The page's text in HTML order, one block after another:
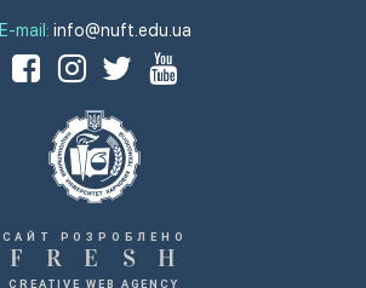
E-mail: info@nuft.edu.ua
САЙТ РОЗРОБЛЕНО
F R E S H
CREATIVE WEB AGENCY